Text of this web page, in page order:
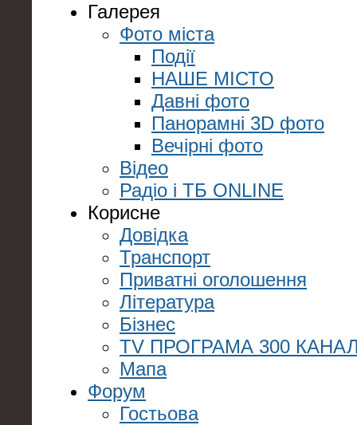
Галерея
Фото міста
Події
НАШЕ МІСТО
Давні фото
Панорамні 3D фото
Вечірні фото
Відео
Радіо і ТБ ONLINE
Корисне
Довідка
Транспорт
Приватні оголошення
Література
Бізнес
TV ПРОГРАМА 300
Мапа
Форум
Гостьова